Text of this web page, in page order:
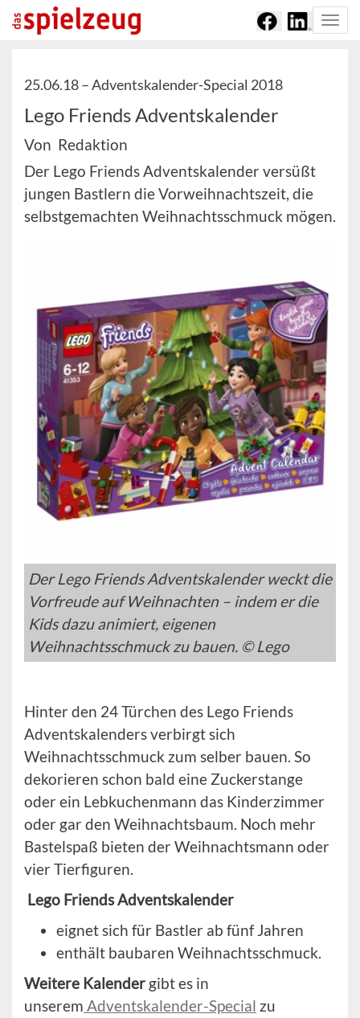
25.06.18 –Adventskalender-Special 2018
Lego Friends Adventskalender
Von Redaktion
Der Lego Friends Adventskalender versüßt
jungen Bastlern die Vorweihnachtszeit, die
selbstgemachten Weihnachtsschmuck mögen.
Der Lego Friends Adventskalender weckt die
Vorfreude auf Weihnachten – indem er die
Kids dazu animiert, eigenen
Weihnachtsschmuck zu bauen. © Lego
Hinter den 24 Türchen des Lego Friends
Adventskalenders verbirgt sich
Weihnachtsschmuck zum selber bauen. So
dekorieren schon bald eine Zuckerstange
oder ein Lebkuchenmann das Kinderzimmer
oder gar den Weihnachtsbaum. Noch mehr
Bastelspaß bieten der Weihnachtsmann oder
vier Tierfiguren.
Lego Friends Adventskalender
eignet sich für Bastler ab fünf Jahren
enthält baubaren Weihnachtsschmuck.
Weitere Kalender gibt es in
unserem Adventskalender-Special zu